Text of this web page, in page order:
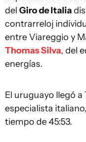
del Giro de Italia
contrarreloj
entre Viareggio y
Thomas Silva, del
energías.
El uruguayo llegó
especialista
tiempo de 45:53.